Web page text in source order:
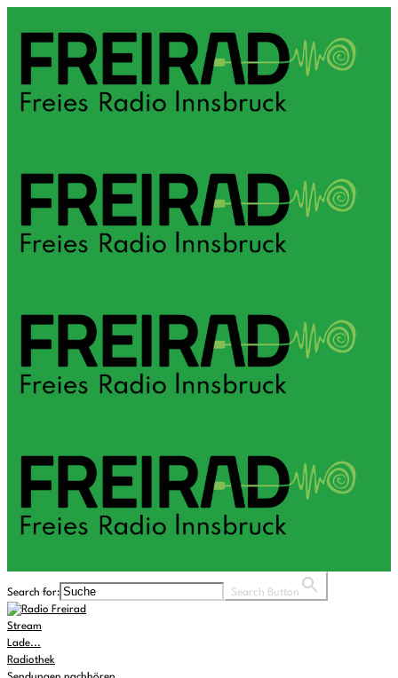
Search for: Search Button
Stream
Lade...
Radiothek